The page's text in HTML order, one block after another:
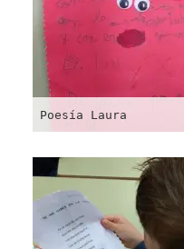
Poesía Laura